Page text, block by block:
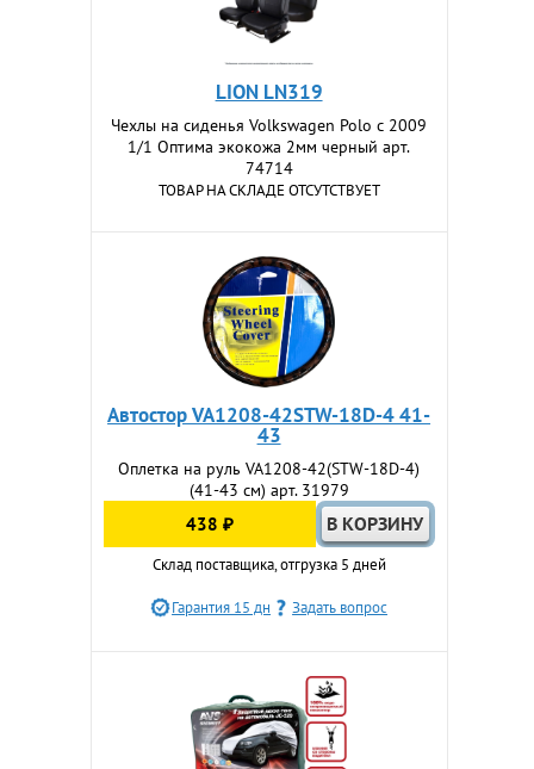
LION LN319
Чехлы на сиденья Volkswagen Polo c 2009
1/1 Оптима экокожа 2мм черный арт.
74714
ТОВАР НА СКЛАДЕ ОТСУТСТВУЕТ
Автостор VA1208-42STW-18D-4 41-
43
Оплетка на руль VA1208-42(STW-18D-4)
(41-43 см) арт. 31979
438 ₽
Склад поставщика, отгрузка 5 дней
Гарантия 15 дн Задать вопрос